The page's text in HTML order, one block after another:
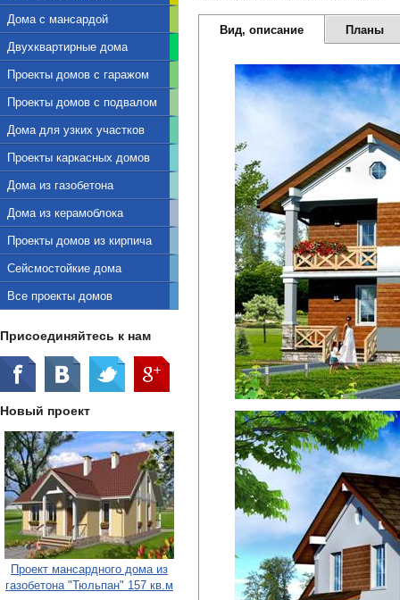
Дома с мансардой
Двухквартирные дома
Проекты домов с гаражом
Проекты домов с подвалом
Дома для узких участков
Проекты каркасных домов
Дома из газобетона
Дома из керамоблока
Проекты домов из кирпича
Сейсмостойкие дома
Все проекты домов
Присоединяйтесь к нам
Новый проект
Проект мансардного дома из
газобетона "Тюльпан" 157 кв.м
Вид, описание Планы